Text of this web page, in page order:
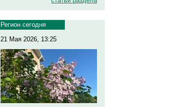
Регион сегодня
21 Мая 2026, 13:25